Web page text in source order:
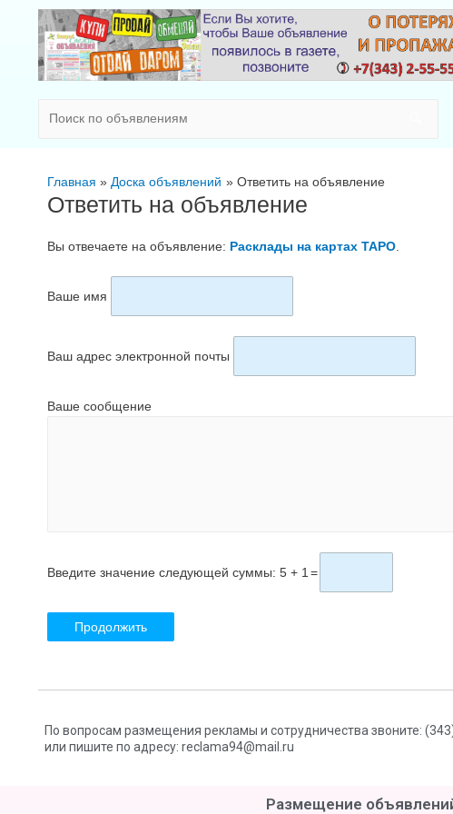
Главная Доска объявлений Ответить на объявление
Ответить на объявление
Вы отвечаете на объявление: Расклады на картах ТАРО
Ваше имя
Ваш адрес электронной почты
Ваше сообщение
Введите значение следующей суммы: 5 + 1 =
По вопросам размещения рекламы и сотрудничества звоните:
или пишите по адресу: reclama94@mail.ru
Размещение